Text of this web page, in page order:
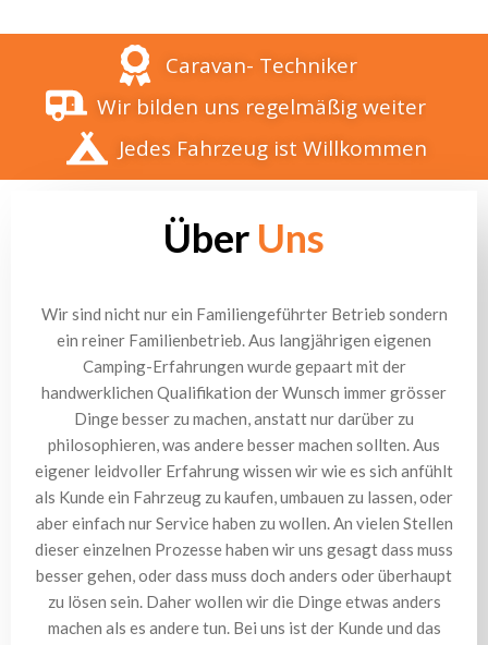
Caravan- Techniker
Wir bilden uns regelmäßig weiter
Jedes Fahrzeug ist Willkommen
Über Uns
Wir sind nicht nur ein Familiengeführter Betrieb sondern
ein reiner Familienbetrieb. Aus langjährigen eigenen
Camping-Erfahrungen wurde gepaart mit der
handwerklichen Qualifikation der Wunsch immer grösser
Dinge besser zu machen, anstatt nur darüber zu
philosophieren, was andere besser machen sollten. Aus
eigener leidvoller Erfahrung wissen wir wie es sich anfühlt
als Kunde ein Fahrzeug zu kaufen, umbauen zu lassen, oder
aber einfach nur Service haben zu wollen. An vielen Stellen
dieser einzelnen Prozesse haben wir uns gesagt dass muss
besser gehen, oder dass muss doch anders oder überhaupt
zu lösen sein. Daher wollen wir die Dinge etwas anders
machen als es andere tun. Bei uns ist der Kunde und das